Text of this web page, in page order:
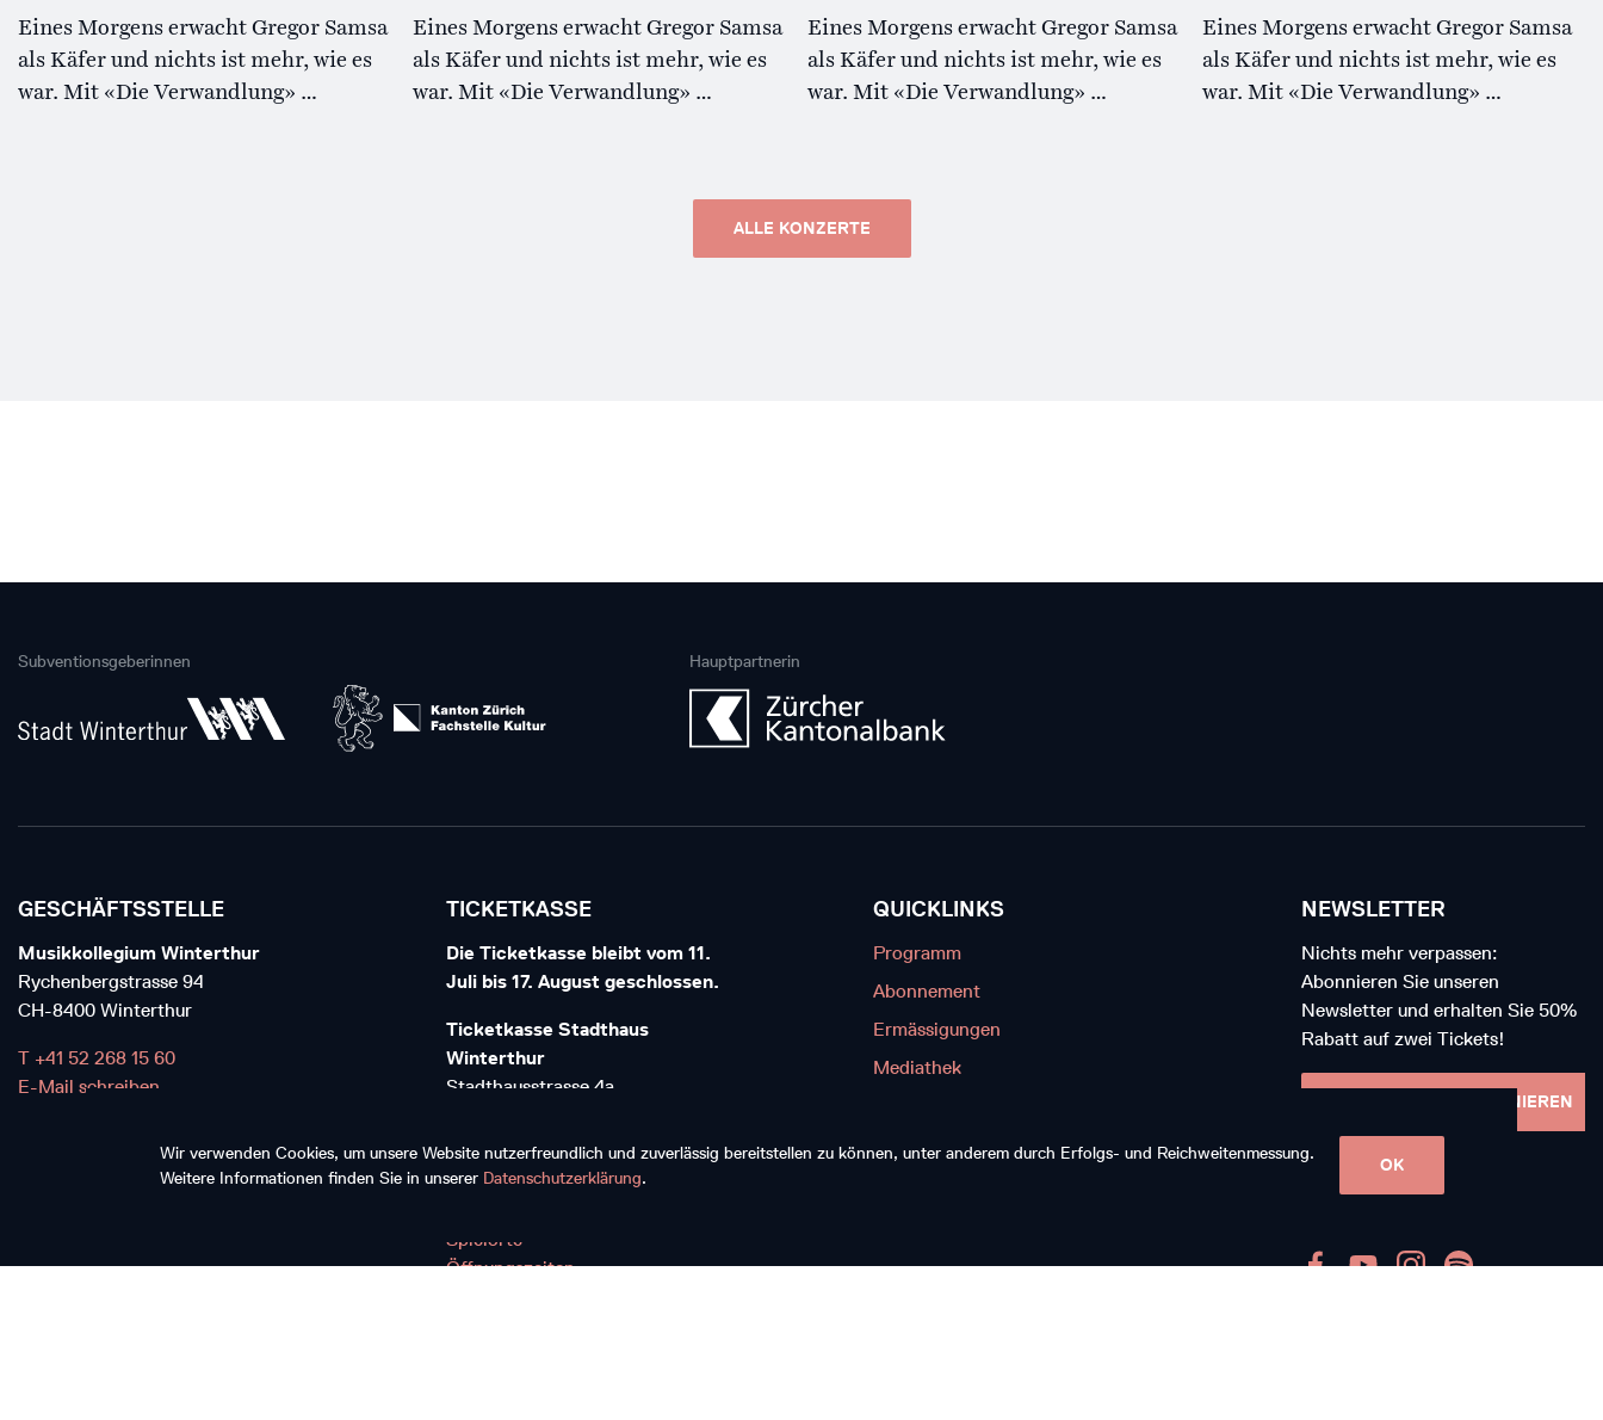
Eines Morgens erwacht Gregor Samsa
als Käfer und nichts ist mehr, wie es
war. Mit «Die Verwandlung» …
Eines Morgens erwacht Gregor Samsa
als Käfer und nichts ist mehr, wie es
war. Mit «Die Verwandlung» …
Eines Morgens erwacht Gregor Samsa
als Käfer und nichts ist mehr, wie es
war. Mit «Die Verwandlung» …
Eines Morgens erwacht Gregor Samsa
als Käfer und nichts ist mehr, wie es
war. Mit «Die Verwandlung» …
ALLE KONZERTE
Subventionsgeberinnen Hauptpartnerin
GESCHÄFTSSTELLE
Musikkollegium Winterthur
Rychenbergstrasse 94
CH-8400 Winterthur
T +41 52 268 15 60
E-Mail schreiben
TICKETKASSE
Die Ticketkasse bleibt vom 11.
Juli bis 17. August geschlossen.
Ticketkasse Stadthaus
Winterthur
Stadthausstrasse 4a
T+41 52 620 20 20
E-Mail schreiben
Spielorte
Öffnungszeiten
QUICKLINKS
Programm
Abonnement
Ermässigungen
Mediathek
Diskografie
NEWSLETTER
Nichts mehr verpassen:
Abonnieren Sie unseren
Newsletter und erhalten Sie 50%
Rabatt auf zwei Tickets!
NEWSLETTER ABONNIEREN
Wir verwenden Cookies, um unsere Website nutzerfreundlich und zuverlässig bereitstellen zu können, unter anderem durch Erfolgs- und Reichweitenmessung.
Weitere Informationen finden Sie in unserer Datenschutzerklärung.
OK